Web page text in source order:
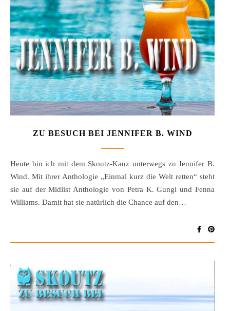
ZU BESUCH BEI JENNIFER B. WIND
Heute bin ich mit dem Skoutz-Kauz unterwegs zu Jennifer B.
Wind. Mit ihrer Anthologie „Einmal kurz die Welt retten“ steht
sie auf der Midlist Anthologie von Petra K. Gungl und Fenna
Williams. Damit hat sie natürlich die Chance auf den…